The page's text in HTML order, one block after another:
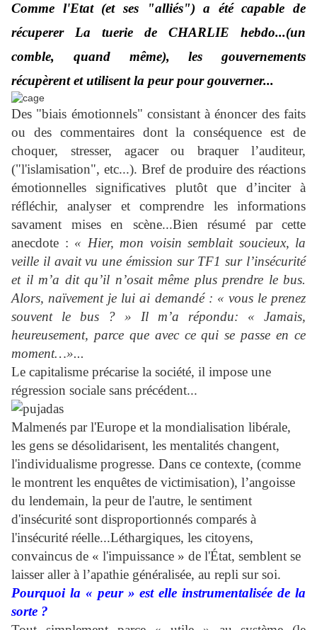
Comme l'Etat (et ses "alliés") a été capable de
récuperer La tuerie de CHARLIE hebdo...(un
comble, quand même), les gouvernements
récupèrent et utilisent la peur pour gouverner...
Des "biais émotionnels" consistant à énoncer des faits
ou des commentaires dont la conséquence est de
choquer, stresser, agacer ou braquer l’auditeur,
("l'islamisation", etc...). Bref de produire des réactions
émotionnelles significatives plutôt que d’inciter à
réfléchir, analyser et comprendre les informations
savament mises en scène...Bien résumé par cette
anecdote : « Hier, mon voisin semblait soucieux, la
veille il avait vu une émission sur TF1 sur l’insécurité
et il m’a dit qu’il n’osait même plus prendre le bus.
Alors, naïvement je lui ai demandé : « vous le prenez
souvent le bus ? » Il m’a répondu: « Jamais,
heureusement, parce que avec ce qui se passe en ce
moment…»...
Le capitalisme précarise la société, il impose une
régression sociale sans précédent...
Malmenés par l'Europe et la mondialisation libérale,
les gens se désolidarisent, les mentalités changent,
l'individualisme progresse. Dans ce contexte, (comme
le montrent les enquêtes de victimisation), l’angoisse
du lendemain, la peur de l'autre, le sentiment
d'insécurité sont disproportionnés comparés à
l'insécurité réelle...Léthargiques, les citoyens,
convaincus de « l'impuissance » de l'État, semblent se
laisser aller à l’apathie généralisée, au repli sur soi.
Pourquoi la « peur » est elle instrumentalisée de la
sorte ?